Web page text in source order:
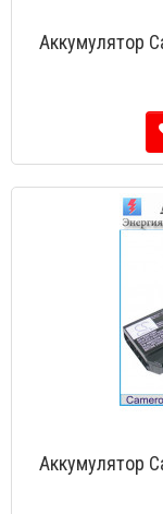
Аккумулятор
Аккумулятор